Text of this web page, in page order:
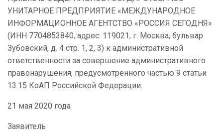
УНИТАРНОЕ ПРЕДПРИЯТИЕ «МЕЖДУНАРОДНОЕ
ИНФОРМАЦИОННОЕ АГЕНТСТВО «РОССИЯ СЕГОДНЯ»
(ИНН 7704853840, адрес: 119021, г. Москва, бульвар
Зубовский, д. 4 стр. 1, 2, 3) к административной
ответственности за совершение административного
правонарушения, предусмотренного частью 9 статьи
13.15 КоАП Российской Федерации.
21 мая 2020 года
Заявитель